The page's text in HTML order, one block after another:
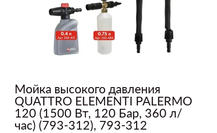
Мойка высокого давления
QUATTRO ELEMENTI PALERMO
120 (1500 Вт, 120 Бар, 360 л/
час) (793-312), 793-312